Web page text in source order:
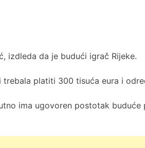
izdleda da je budući igrač Rijeke.
platiti 300 tisuća eura i
ima ugovoren postotak